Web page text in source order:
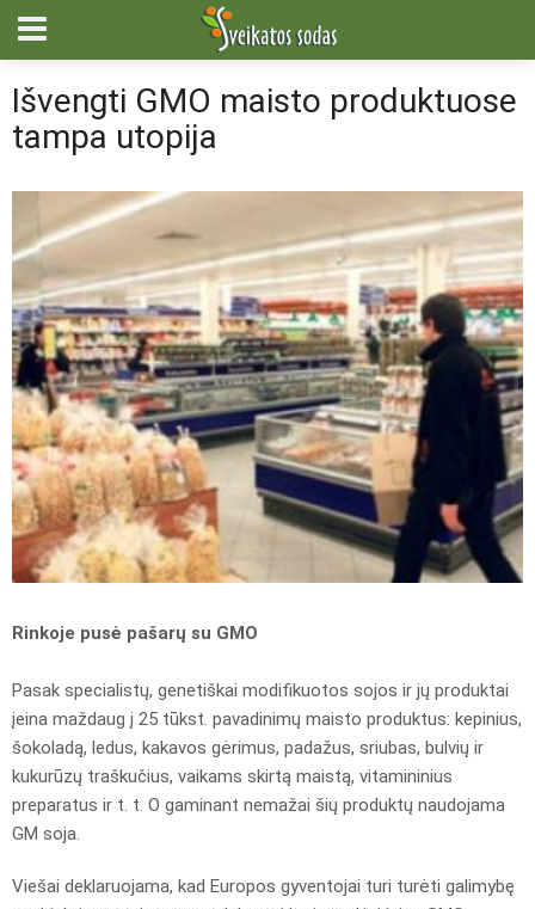
Išvengti GMO maisto produktuose
tampa utopija
Rinkoje pusė pašarų su GMO
Pasak specialistų, genetiškai modifikuotos sojos ir jų produktai
įeina maždaug į 25 tūkst. pavadinimų maisto produktus: kepinius,
šokoladą, ledus, kakavos gėrimus, padažus, sriubas, bulvių ir
kukurūzų traškučius, vaikams skirtą maistą, vitamininius
preparatus ir t. t. O gaminant nemažai šių produktų naudojama
GM soja.
Viešai deklaruojama, kad Europos gyventojai turi turėti galimybę